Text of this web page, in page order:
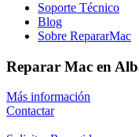
Soporte Técnico
Blog
Sobre RepararMac
Reparar Mac en
Más información
Contactar